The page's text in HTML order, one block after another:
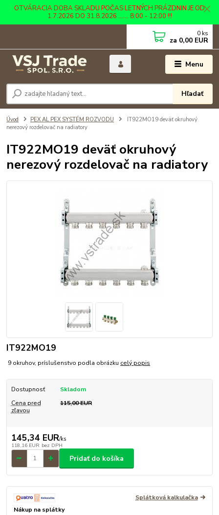
OTVÁRACIA DOBA SKLADU POČAS LETNÝCH PRÁZDNIN JE OD
1.7.2026 DO 31.8.2026 ....... 8:00 - 12:00 !!!
Menu
Hľadať
0 ks
za 0,00 EUR
Úvod PEX AL PEX SYSTÉM ROZVODU
IT922MO19 deväť okruhový
nerezový rozdelovač na radiatory
IT922MO19 deväť okruhový
nerezový rozdelovač na radiatory
IT922MO19
9 okruhov, príslušenstvo podla obrázku celý popis
Dostupnosť
Skladom
Cena pred
zľavou
115,00 EUR
145,34 EUR/ks
118,16 EUR bez DPH
Pridať do košíka
Splátková kalkulačka
Nákup na splátky